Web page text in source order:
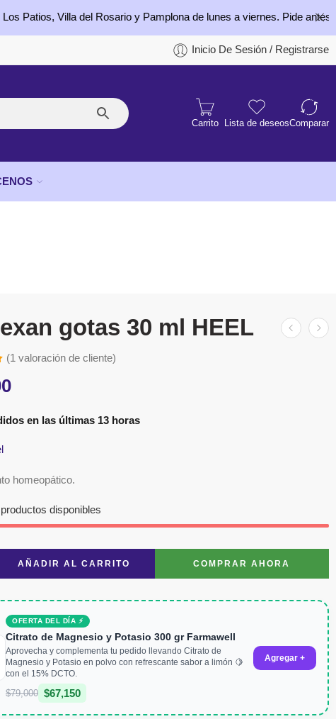
Villa del Rosario y Pamplona de lunes a viernes. Pide antes de las
Inicio De Sesión / Registrarse
Carrito Lista de deseosComparar
gotas 30 ml HEEL
(1 valoración de cliente)
en las últimas 13 horas
homeopático.
disponibles
AÑADIR AL CARRITO COMPRAR AHORA
OFERTA DEL DÍA ⚡
Citrato de Magnesio y Potasio 300 gr Farmawell
Aprovecha y complementa tu pedido llevando Citrato de
Magnesio y Potasio en polvo con refrescante sabor a limón 🍋
con el 15% DCTO.
$79,000 $67,150
Agregar +